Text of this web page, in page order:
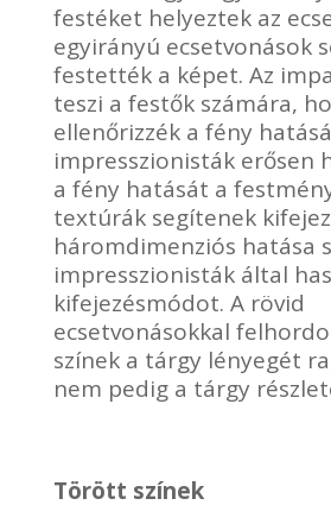
festéket helyeztek az
egyirányú ecsetvonások
festették a képet. Az
teszi a festők számára,
ellenőrizzék a fény
impresszionisták erősen
a fény hatását a
textúrák segítenek
háromdimenziós hatása
impresszionisták által
kifejezésmódot. A rövid
ecsetvonásokkal
színek a tárgy lényegét
nem pedig a tárgy
Törött színek